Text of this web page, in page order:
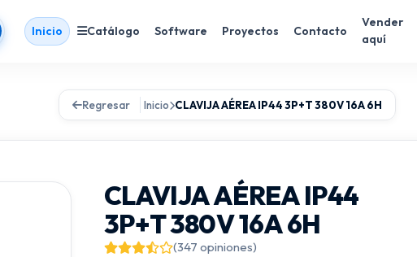
Inicio Catálogo Software Proyectos Contacto
Vender
aquí
Regresar Inicio CLAVIJA AÉREA IP44 3P+T 380V 16A 6H
CLAVIJA AÉREA IP44
3P+T 380V 16A 6H
(347 opiniones)